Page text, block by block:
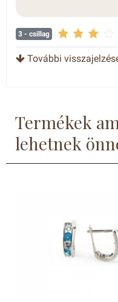
3 - csillag
További
Termékek
lehetnek